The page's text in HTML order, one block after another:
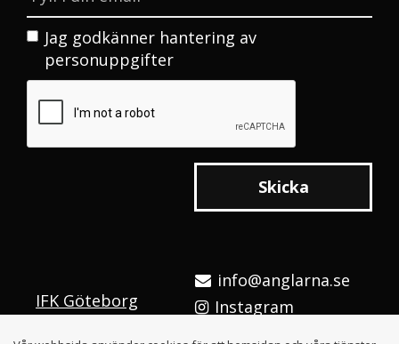
Jag godkänner hantering av
personuppgifter
Skicka
IFK Göteborg
info@anglarna.se
Instagram